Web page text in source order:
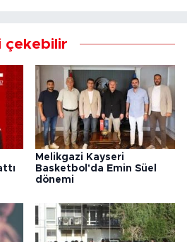
çekebilir
Melikgazi Kayseri
Basketbol'da Emin Süel
dönemi